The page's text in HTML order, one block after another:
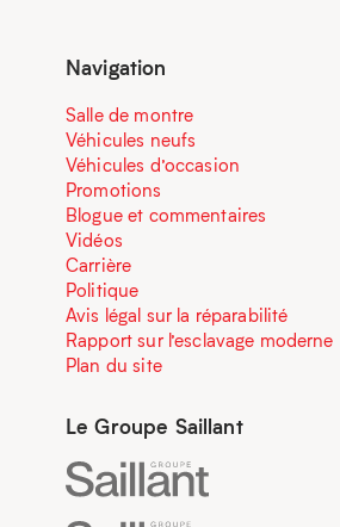
Navigation
Salle de montre
Véhicules neufs
Véhicules d’occasion
Promotions
Blogue et commentaires
Vidéos
Carrière
Politique
Avis légal sur la réparabilité
Rapport sur l’esclavage moderne
Plan du site
Le Groupe Saillant